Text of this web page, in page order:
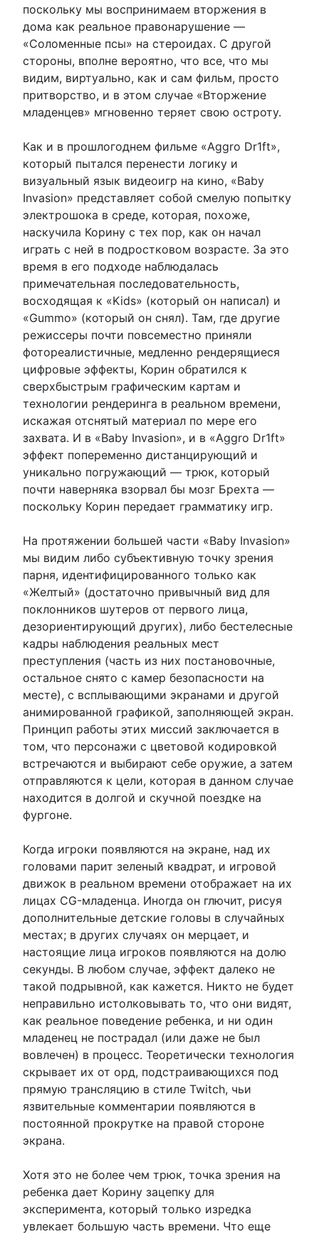
поскольку мы воспринимаем вторжения в
дома как реальное правонарушение —
«Соломенные псы» на стероидах. С другой
стороны, вполне вероятно, что все, что мы
видим, виртуально, как и сам фильм, просто
притворство, и в этом случае «Вторжение
младенцев» мгновенно теряет свою остроту.
Как и в прошлогоднем фильме «Aggro Dr1ft»,
который пытался перенести логику и
визуальный язык видеоигр на кино, «Baby
Invasion» представляет собой смелую попытку
электрошока в среде, которая, похоже,
наскучила Корину с тех пор, как он начал
играть с ней в подростковом возрасте. За это
время в его подходе наблюдалась
примечательная последовательность,
восходящая к «Kids» (который он написал) и
«Gummo» (который он снял). Там, где другие
режиссеры почти повсеместно приняли
фотореалистичные, медленно рендерящиеся
цифровые эффекты, Корин обратился к
сверхбыстрым графическим картам и
технологии рендеринга в реальном времени,
искажая отснятый материал по мере его
захвата. И в «Baby Invasion», и в «Aggro Dr1ft»
эффект попеременно дистанцирующий и
уникально погружающий — трюк, который
почти наверняка взорвал бы мозг Брехта —
поскольку Корин передает грамматику игр.
На протяжении большей части «Baby Invasion»
мы видим либо субъективную точку зрения
парня, идентифицированного только как
«Желтый» (достаточно привычный вид для
поклонников шутеров от первого лица,
дезориентирующий других), либо бестелесные
кадры наблюдения реальных мест
преступления (часть из них постановочные,
остальное снято с камер безопасности на
месте), с всплывающими экранами и другой
анимированной графикой, заполняющей экран.
Принцип работы этих миссий заключается в
том, что персонажи с цветовой кодировкой
встречаются и выбирают себе оружие, а затем
отправляются к цели, которая в данном случае
находится в долгой и скучной поездке на
фургоне.
Когда игроки появляются на экране, над их
головами парит зеленый квадрат, и игровой
движок в реальном времени отображает на их
лицах CG-младенца. Иногда он глючит, рисуя
дополнительные детские головы в случайных
местах; в других случаях он мерцает, и
настоящие лица игроков появляются на долю
секунды. В любом случае, эффект далеко не
такой подрывной, как кажется. Никто не будет
неправильно истолковывать то, что они видят,
как реальное поведение ребенка, и ни один
младенец не пострадал (или даже не был
вовлечен) в процесс. Теоретически технология
скрывает их от орд, подстраивающихся под
прямую трансляцию в стиле Twitch, чьи
язвительные комментарии появляются в
постоянной прокрутке на правой стороне
экрана.
Хотя это не более чем трюк, точка зрения на
ребенка дает Корину зацепку для
эксперимента, который только изредка
увлекает большую часть времени. Что еще